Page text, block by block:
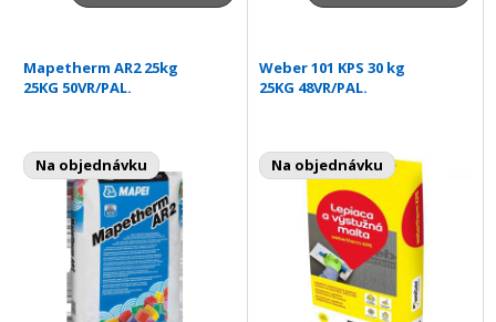
Mapetherm AR2 25kg
25KG 50VR/PAL.
Na objednávku
Weber 101 KPS 30 kg
25KG 48VR/PAL.
Na objednávku